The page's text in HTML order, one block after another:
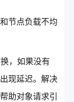
节点负载不均
，如果没有
现延迟。解决
助对象请求引